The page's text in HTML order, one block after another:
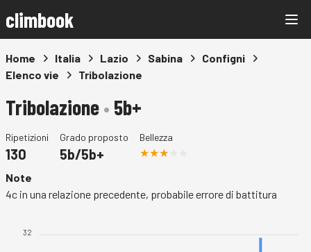
climbook
Home Italia Lazio Sabina
Configni
Elenco vie
Tribolazione
Tribolazione• 5b+
Ripetizioni
130
Grado proposto
5b/5b+
Bellezza
Note
4c in una relazione precedente, probabile errore di battitura
32